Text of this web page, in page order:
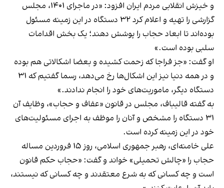
و خیزش انقلابی مردم ایران افزود: «در ماجرای ۱۴۰۱، مجلس
گزارشی را تهیه و اعلام کرد ۳۲ دستگاه در این زمینه مسئول
بوده‌اند تا ابعاد حجاب را پوشش دهند؛ یک بخش اقدامات
سلبی بوده است.»
او گفت: «جز فراجا که زحمت کشیده و بعضا اشکالاتی هم بوده
و در همه دنیا نیز این اشکال‌ها رخ می‌دهد، رسما گفتیم که ۳۱
دستگاه دیگر، ماموریت‌های خود را انجام ندادند.»
به گفته قالیباف، مجلس در قانون «عفاف و حجاب»، وظایف آن
۳۱ دستگاه‌ را مشخص و آنان را موظف به اجرای مسئولیت‌های
خود در این زمینه کرده است.
علی خامنه‌ای، رهبر جمهوری اسلامی، روز ۱۵ فروردین مساله
حجاب را «چالش تحمیلی» خواند و گفت: «حجاب حکم قانون
است و چه کسانی که به شرع معتقدند و چه کسانی که نیستند،